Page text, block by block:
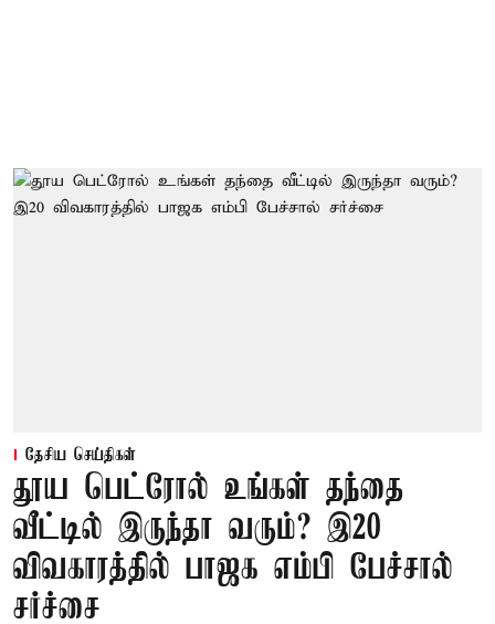
தேசிய செய்திகள்
தூய பெட்ரோல் உங்கள் தந்தை
வீட்டில் இருந்தா வரும்? இ20
விவகாரத்தில் பாஜக எம்பி பேச்சால்
சர்ச்சை